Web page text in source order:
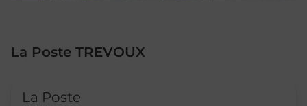
La Poste TREVOUX
La Poste